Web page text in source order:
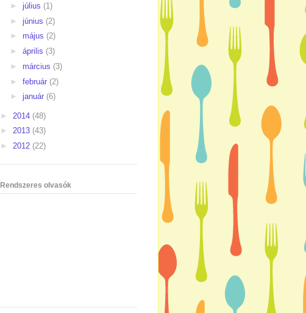
► július (1)
► június (2)
► május (2)
► április (3)
► március (3)
► február (2)
► január (6)
► 2014 (48)
► 2013 (43)
► 2012 (22)
Rendszeres olvasók